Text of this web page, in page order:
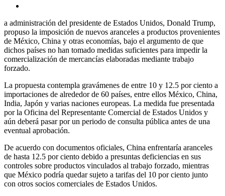
a administración del presidente de Estados Unidos, Donald Trump,
propuso la imposición de nuevos aranceles a productos provenientes
de México, China y otras economías, bajo el argumento de que
dichos países no han tomado medidas suficientes para impedir la
comercialización de mercancías elaboradas mediante trabajo
forzado.
La propuesta contempla gravámenes de entre 10 y 12.5 por ciento a
importaciones de alrededor de 60 países, entre ellos México, China,
India, Japón y varias naciones europeas. La medida fue presentada
por la Oficina del Representante Comercial de Estados Unidos y
aún deberá pasar por un periodo de consulta pública antes de una
eventual aprobación.
De acuerdo con documentos oficiales, China enfrentaría aranceles
de hasta 12.5 por ciento debido a presuntas deficiencias en sus
controles sobre productos vinculados al trabajo forzado, mientras
que México podría quedar sujeto a tarifas del 10 por ciento junto
con otros socios comerciales de Estados Unidos.